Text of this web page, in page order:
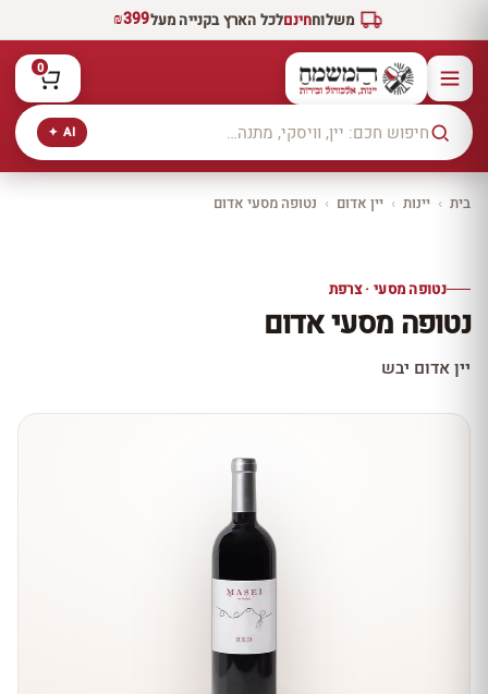
משלוחחינםלכל הארץ בקנייה מעל₪399
AI ✦
0
בית › יינות › יין אדום › נטופה מסעי אדום
10% הנחה
עכשיו ב-10% הנחה
נטופה מסעי · צרפת
נטופה מסעי אדום
יין אדום יבש